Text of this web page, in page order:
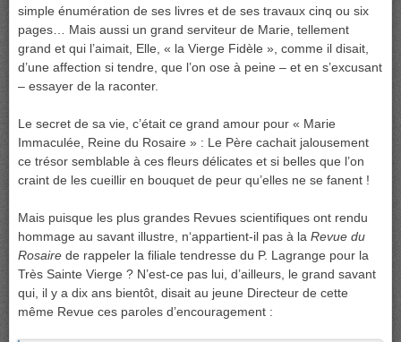
simple énumération de ses livres et de ses travaux cinq ou six
pages… Mais aussi un grand serviteur de Marie, tellement
grand et qui l’aimait, Elle, « la Vierge Fidèle », comme il disait,
d’une affection si tendre, que l’on ose à peine – et en s’excusant
– essayer de la raconter.
Le secret de sa vie, c’était ce grand amour pour « Marie
Immaculée, Reine du Rosaire » : Le Père cachait jalousement
ce trésor semblable à ces fleurs délicates et si belles que l’on
craint de les cueillir en bouquet de peur qu’elles ne se fanent !
Mais puisque les plus grandes Revues scientifiques ont rendu
hommage au savant illustre, n‘appartient-il pas à la Revue du
Rosaire de rappeler la filiale tendresse du P. Lagrange pour la
Très Sainte Vierge ? N’est-ce pas lui, d’ailleurs, le grand savant
qui, il y a dix ans bientôt, disait au jeune Directeur de cette
même Revue ces paroles d’encouragement :